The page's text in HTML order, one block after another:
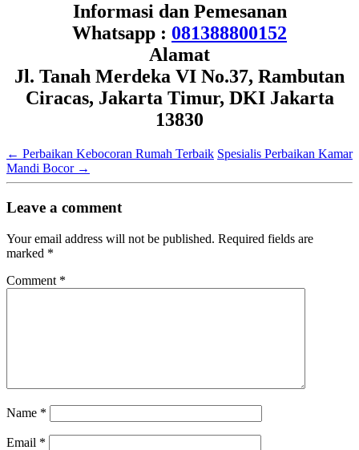
Informasi dan Pemesanan
Whatsapp : 081388800152
Alamat
Jl. Tanah Merdeka VI No.37, Rambutan
Ciracas, Jakarta Timur, DKI Jakarta
13830
← Perbaikan Kebocoran Rumah Terbaik Spesialis Perbaikan Kamar
Mandi Bocor →
Leave a comment
Your email address will not be published. Required fields are
marked *
Comment *
Name *
Email *